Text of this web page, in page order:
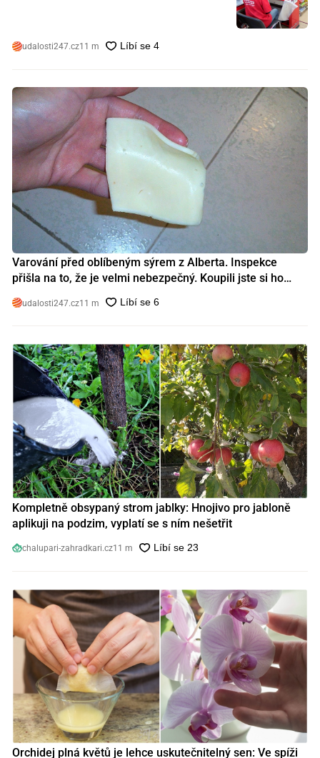
udalosti247.cz11 m
Varování před oblíbeným sýrem z Alberta. Inspekce
přišla na to, že je velmi nebezpečný. Koupili jste si ho
udalosti247.cz11 m
Kompletně obsypaný strom jablky: Hnojivo pro jabloně
aplikuji na podzim, vyplatí se s ním nešetřit
chalupari-zahradkari.cz11 m
Orchidej plná květů je lehce uskutečnitelný sen: Ve spíži